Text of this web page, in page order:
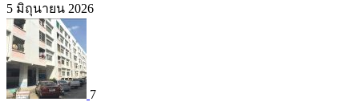
5 มิถุนายน 2026
7